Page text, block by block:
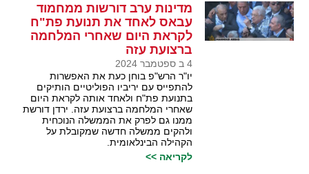
מדינות ערב דורשות ממחמוד
עבאס לאחד את תנועת פת"ח
לקראת היום שאחרי המלחמה
ברצועת עזה
4 ב ספטמבר 2024
יו"ר הרש"פ בוחן כעת את האפשרות
להתפייס עם יריביו הפוליטיים הותיקים
בתנועת פת"ח ולאחד אותה לקראת היום
שאחרי המלחמה ברצועת עזה. ירדן דורשת
ממנו גם לפרק את הממשלה הנוכחית
ולהקים ממשלה חדשה שמקובלת על
הקהילה הבינלאומית.
לקריאה >>